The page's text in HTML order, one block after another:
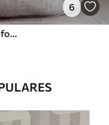
6
Pájaros, flores y mariposas sobre un fondo azul grisáceo